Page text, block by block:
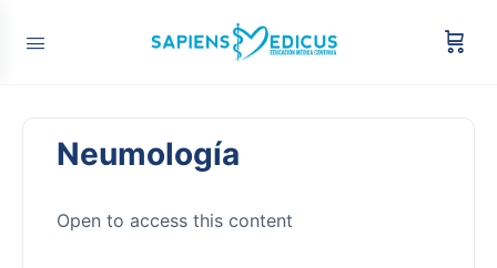
Neumología
Open to access this content